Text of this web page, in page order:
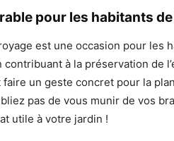
pour les habitants
est une occasion pour les
à la préservation de
un geste concret pour la
pas de vous munir de vos
utile à votre jardin !